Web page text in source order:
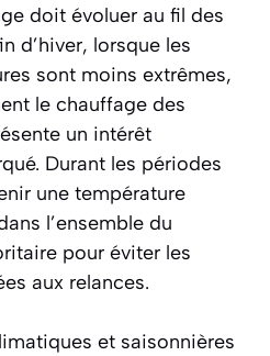
doit évoluer au fil des
d’hiver, lorsque les
sont moins extrêmes,
le chauffage des
un intérêt
Durant les périodes
une température
l’ensemble du
pour éviter les
aux relances.
et saisonnières